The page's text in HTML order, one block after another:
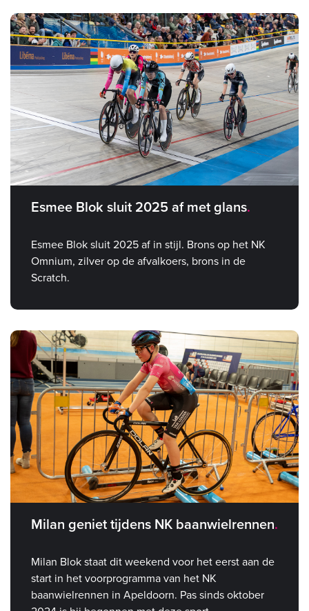
Esmee Blok sluit 2025 af met glans
Esmee Blok sluit 2025 af in stijl. Brons op het NK
Omnium, zilver op de afvalkoers, brons in de
Scratch.
Milan geniet tijdens NK baanwielrennen
Milan Blok staat dit weekend voor het eerst aan de
start in het voorprogramma van het NK
baanwielrennen in Apeldoorn. Pas sinds oktober